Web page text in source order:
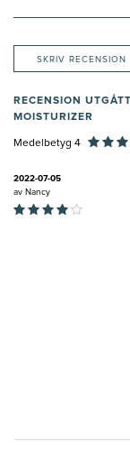
SKRIV RECENSION
RECENSION
MOISTURIZER
Medelbetyg 4
2022-07-05
av Nancy